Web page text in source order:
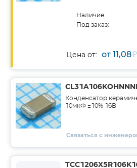
Наличие:
Под заказ:
Цена от: от 11,08₽
Конденсатор
10мкФ ±10% 16В
Связаться с